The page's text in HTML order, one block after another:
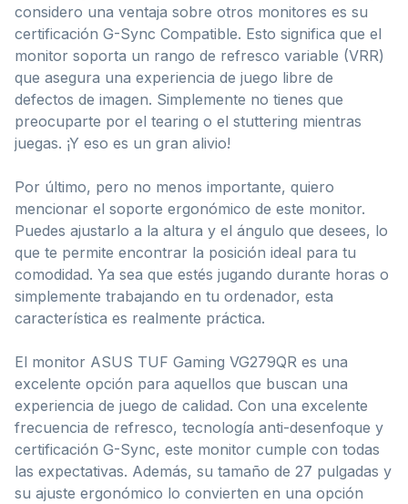
considero una ventaja sobre otros monitores es su
certificación G-Sync Compatible. Esto significa que el
monitor soporta un rango de refresco variable (VRR)
que asegura una experiencia de juego libre de
defectos de imagen. Simplemente no tienes que
preocuparte por el tearing o el stuttering mientras
juegas. ¡Y eso es un gran alivio!
Por último, pero no menos importante, quiero
mencionar el soporte ergonómico de este monitor.
Puedes ajustarlo a la altura y el ángulo que desees, lo
que te permite encontrar la posición ideal para tu
comodidad. Ya sea que estés jugando durante horas o
simplemente trabajando en tu ordenador, esta
característica es realmente práctica.
El monitor ASUS TUF Gaming VG279QR es una
excelente opción para aquellos que buscan una
experiencia de juego de calidad. Con una excelente
frecuencia de refresco, tecnología anti-desenfoque y
certificación G-Sync, este monitor cumple con todas
las expectativas. Además, su tamaño de 27 pulgadas y
su ajuste ergonómico lo convierten en una opción